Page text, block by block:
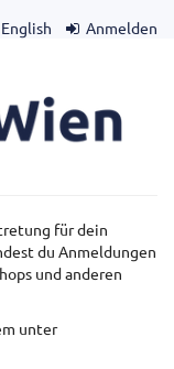
English Anmelden
für dein
du Anmeldungen
und anderen
unter